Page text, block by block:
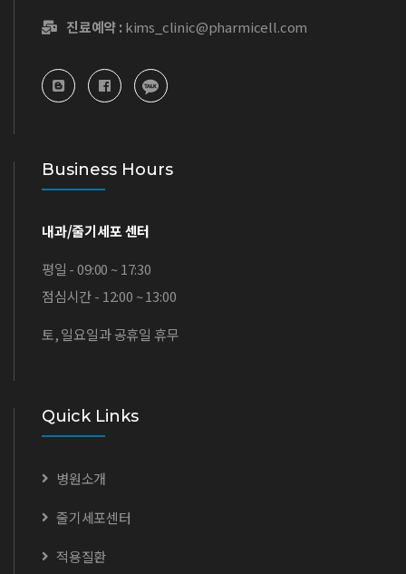
진료예약 :kims_clinic@pharmicell.com
Business Hours
내과/줄기세포 센터
평일 - 09:00 ~ 17:30
점심시간 - 12:00 ~ 13:00
토, 일요일과 공휴일 휴무
Quick Links
병원소개
줄기세포센터
적용질환